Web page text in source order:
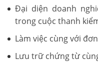
Đại diện doanh
trong cuộc thanh
Làm việc cùng với
Lưu trữ chứng từ